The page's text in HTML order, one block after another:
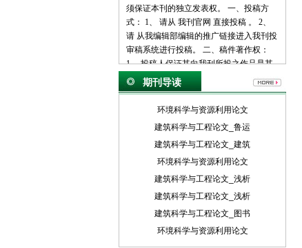
须保证本刊的独立发表权。 一、投稿方
式： 1、 请从 我刊官网 直接投稿 。 2、
请 从我编辑部编辑的推广链接进入我刊投
审稿系统进行投稿。 二、稿件著作权：
1、 投稿人保证其向我刊所投之作品是其
本人或与他人合作创作之成果，或对所投
作品拥有合法的著作权，无第三人对其作
品提出可成立之权利主张。 2、 投稿人保
发表。 3、 投稿人保证其作品不含有违反
宪法、法律及损害社会公共利益之内容。
4、 投稿人向我刊所投之作品不得同时向
第三方投送，即不允许一稿多投。 5、 投
包括但不限于：通过网络向公众传播、复
制、摘编、表演、播放、展览、发行、摄
制电影、电视、录像制品、录制录音制
期刊导读
环境科学与资源利用论文
建筑科学与工程论文_鲁运
建筑科学与工程论文_建筑
环境科学与资源利用论文
建筑科学与工程论文_浅析
建筑科学与工程论文_浅析
建筑科学与工程论文_图书
环境科学与资源利用论文